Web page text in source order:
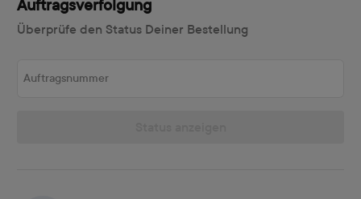
Auftragsverfolgung
Überprüfe den Status Deiner Bestellung